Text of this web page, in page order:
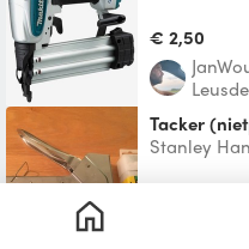
€ 2,50
Tacker
Stanley